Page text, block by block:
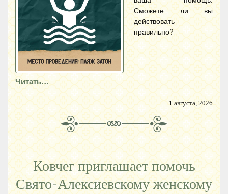
Сможете ли вы
действовать
правильно?
Читать…
1 августа, 2026
Ковчег приглашает помочь
Свято-Алексиевскому женскому